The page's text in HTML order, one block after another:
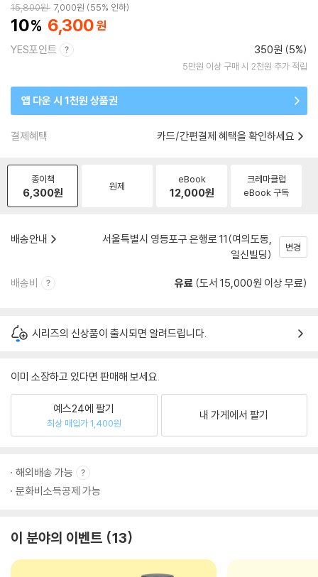
15,800원 7,000원 55% 인하
10 6,300
YES포인트 350원 (5%)
5만원 이상 구매 시 2천원 추가 적립
앱 다운 시 1천원 상품권
결제혜택 카드/간편결제 혜택을 확인하세요
종이책
6,300원 원제
eBook
12,000원
크레마클럽
eBook 구독
배송안내
서울특별시 영등포구 은행로 11(여의도동,
일신빌딩)
변경
배송비 유료 (도서 15,000원 이상 무료)
시리즈의 신상품이 출시되면 알려드립니다.
이미 소장하고 있다면 판매해 보세요.
예스24에 팔기
최상 매입가 1,400원
내 가게에서 팔기
해외배송 가능
문화비소득공제 가능
이 분야의 이벤트 13